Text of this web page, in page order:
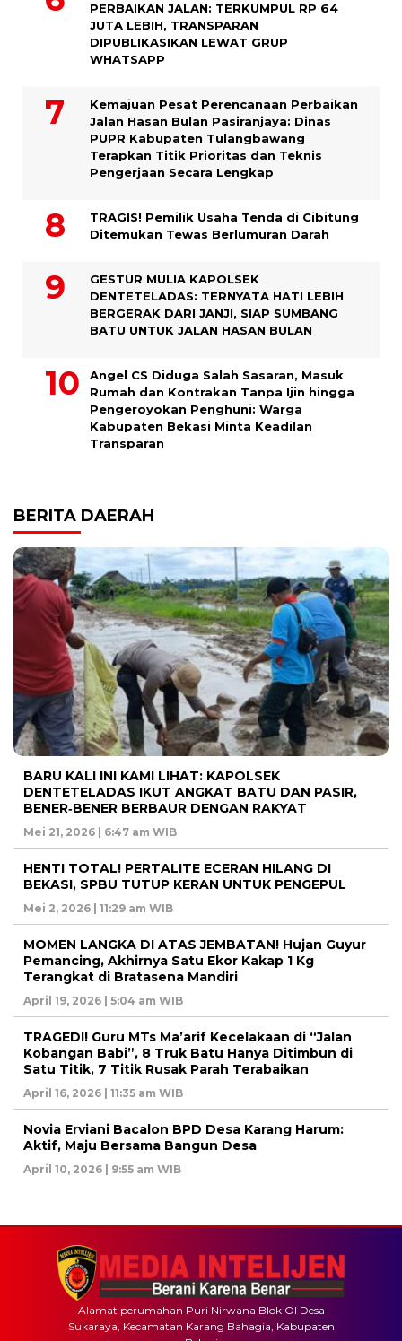
PERBAIKAN JALAN: TERKUMPUL RP 64
JUTA LEBIH, TRANSPARAN
DIPUBLIKASIKAN LEWAT GRUP
WHATSAPP
Kemajuan Pesat Perencanaan Perbaikan
Jalan Hasan Bulan Pasiranjaya: Dinas
PUPR Kabupaten Tulangbawang
Terapkan Titik Prioritas dan Teknis
Pengerjaan Secara Lengkap
TRAGIS! Pemilik Usaha Tenda di Cibitung
Ditemukan Tewas Berlumuran Darah
GESTUR MULIA KAPOLSEK
DENTETELADAS: TERNYATA HATI LEBIH
BERGERAK DARI JANJI, SIAP SUMBANG
BATU UNTUK JALAN HASAN BULAN
Angel CS Diduga Salah Sasaran, Masuk
Rumah dan Kontrakan Tanpa Ijin hingga
Pengeroyokan Penghuni: Warga
Kabupaten Bekasi Minta Keadilan
Transparan
BERITA DAERAH
BARU KALI INI KAMI LIHAT: KAPOLSEK
DENTETELADAS IKUT ANGKAT BATU DAN PASIR,
BENER‑BENER BERBAUR DENGAN RAKYAT
Mei 21, 2026 | 6:47 am WIB
HENTI TOTAL! PERTALITE ECERAN HILANG DI
BEKASI, SPBU TUTUP KERAN UNTUK PENGEPUL
Mei 2, 2026 | 11:29 am WIB
MOMEN LANGKA DI ATAS JEMBATAN! Hujan Guyur
Pemancing, Akhirnya Satu Ekor Kakap 1 Kg
Terangkat di Bratasena Mandiri
April 19, 2026 | 5:04 am WIB
TRAGEDI! Guru MTs Ma’arif Kecelakaan di “Jalan
Kobangan Babi”, 8 Truk Batu Hanya Ditimbun di
Satu Titik, 7 Titik Rusak Parah Terabaikan
April 16, 2026 | 11:35 am WIB
Novia Erviani Bacalon BPD Desa Karang Harum:
Aktif, Maju Bersama Bangun Desa
April 10, 2026 | 9:55 am WIB
Alamat perumahan Puri Nirwana Blok OI Desa
Sukaraya, Kecamatan Karang Bahagia, Kabupaten